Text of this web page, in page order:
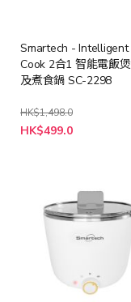
Smartech - Intelligent
Cook 2合1 智能電飯煲
及煮食鍋 SC-2298
HK$1,498.0
特
殊
HK$499.0